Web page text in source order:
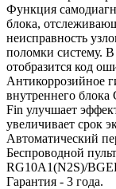
Функция
блока,
неисправность
поломки систему. В
отобразится код
Антикоррозийное
внутреннего
Fin улучшает
увеличивает срок
Автоматический
Беспроводной
RG10A1(N2S)/
Гарантия - 3 года.